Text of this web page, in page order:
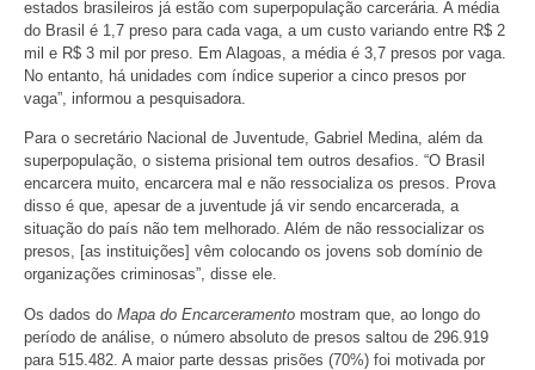
estados brasileiros já estão com superpopulação carcerária. A média
do Brasil é 1,7 preso para cada vaga, a um custo variando entre R$ 2
mil e R$ 3 mil por preso. Em Alagoas, a média é 3,7 presos por vaga.
No entanto, há unidades com índice superior a cinco presos por
vaga”, informou a pesquisadora.
Para o secretário Nacional de Juventude, Gabriel Medina, além da
superpopulação, o sistema prisional tem outros desafios. “O Brasil
encarcera muito, encarcera mal e não ressocializa os presos. Prova
disso é que, apesar de a juventude já vir sendo encarcerada, a
situação do país não tem melhorado. Além de não ressocializar os
presos, [as instituições] vêm colocando os jovens sob domínio de
organizações criminosas”, disse ele.
Os dados do Mapa do Encarceramento mostram que, ao longo do
período de análise, o número absoluto de presos saltou de 296.919
para 515.482. A maior parte dessas prisões (70%) foi motivada por